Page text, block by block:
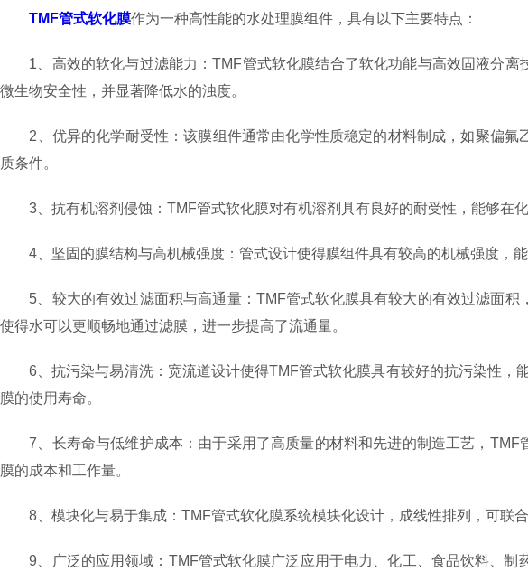
TMF管式软化膜作为一种高性能的水处理膜组件，具有以下主要特点：
1、高效的软化与过滤能力：TMF管式软化膜结合了软化功能与高效固液分离
微生物安全性，并显著降低水的浊度。
2、优异的化学耐受性：该膜组件通常由化学性质稳定的材料制成，如聚偏氟
质条件。
3、抗有机溶剂侵蚀：TMF管式软化膜对有机溶剂具有良好的耐受性，能够在
4、坚固的膜结构与高机械强度：管式设计使得膜组件具有较高的机械强度，能
5、较大的有效过滤面积与高通量：TMF管式软化膜具有较大的有效过滤面积
使得水可以更顺畅地通过滤膜，进一步提高了流通量。
6、抗污染与易清洗：宽流道设计使得TMF管式软化膜具有较好的抗污染性，
膜的使用寿命。
7、长寿命与低维护成本：由于采用了高质量的材料和先进的制造工艺，TMF
膜的成本和工作量。
8、模块化与易于集成：TMF管式软化膜系统模块化设计，成线性排列，可联
9、广泛的应用领域：TMF管式软化膜广泛应用于电力、化工、食品饮料、制